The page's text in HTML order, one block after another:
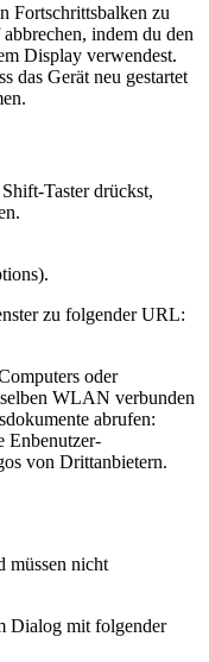
Fortschrittsbalken zu
indem du den
Display verwendest.
das Gerät neu gestartet
Taster drückst,
zu folgender URL:
oder
WLAN verbunden
abrufen:
Enbenutzer-
von Drittanbietern.
müssen nicht
Dialog mit folgender